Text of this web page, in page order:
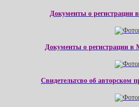
Документы о регистрации
Документы о регистрации
Свидетельтсво об авторском